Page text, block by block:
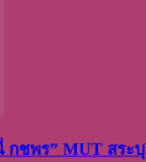
กชพร” MUT สระ